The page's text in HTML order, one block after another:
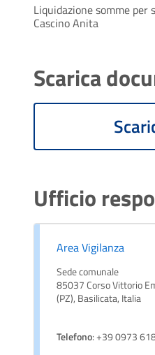
Liquidazione somme
Cascino Anita
Scarica
Ufficio
Area Vigilanza
Sede comunale
85037 Corso Vittorio
(PZ), Basilicata, Italia
Telefono: +39 0973